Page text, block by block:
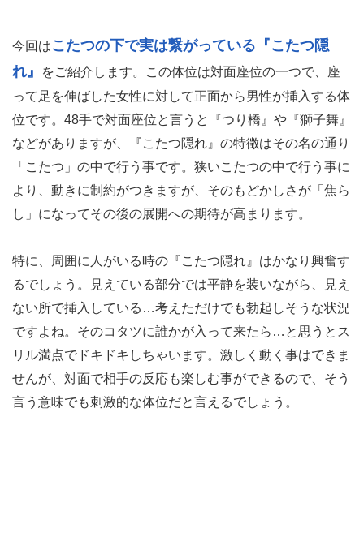
今回はこたつの下で実は繋がっている『こたつ隠
れ』
をご紹介します。この体位は対面座位の一つで、座
って足を伸ばした女性に対して正面から男性が挿入する体
位です。48手で対面座位と言うと『つり橋』や『獅子舞』
などがありますが、『こたつ隠れ』の特徴はその名の通り
「こたつ」の中で行う事です。狭いこたつの中で行う事に
より、動きに制約がつきますが、そのもどかしさが「焦ら
し」になってその後の展開への期待が高まります。
特に、周囲に人がいる時の『こたつ隠れ』はかなり興奮す
るでしょう。見えている部分では平静を装いながら、見え
ない所で挿入している…考えただけでも勃起しそうな状況
ですよね。そのコタツに誰かが入って来たら…と思うとス
リル満点でドキドキしちゃいます。激しく動く事はできま
せんが、対面で相手の反応も楽しむ事ができるので、そう
言う意味でも刺激的な体位だと言えるでしょう。